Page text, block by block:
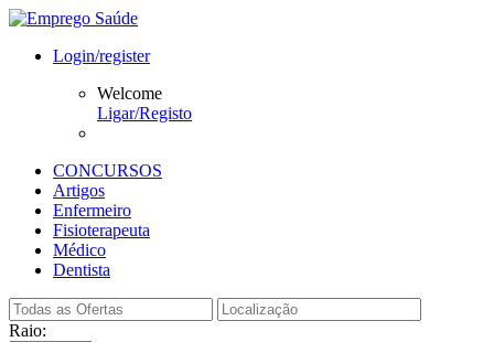
Login/register
Welcome
Ligar/Registo
CONCURSOS
Artigos
Enfermeiro
Fisioterapeuta
Médico
Dentista
Raio: